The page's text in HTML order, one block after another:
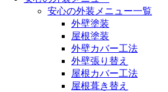
安心の外装メニュー一覧
外壁塗装
屋根塗装
外壁カバー工法
外壁張り替え
屋根カバー工法
屋根葺き替え